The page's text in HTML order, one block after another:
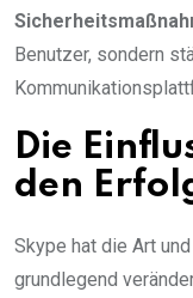
Benutzer, sondern
Die
den
Skype hat die Art
grundlegend